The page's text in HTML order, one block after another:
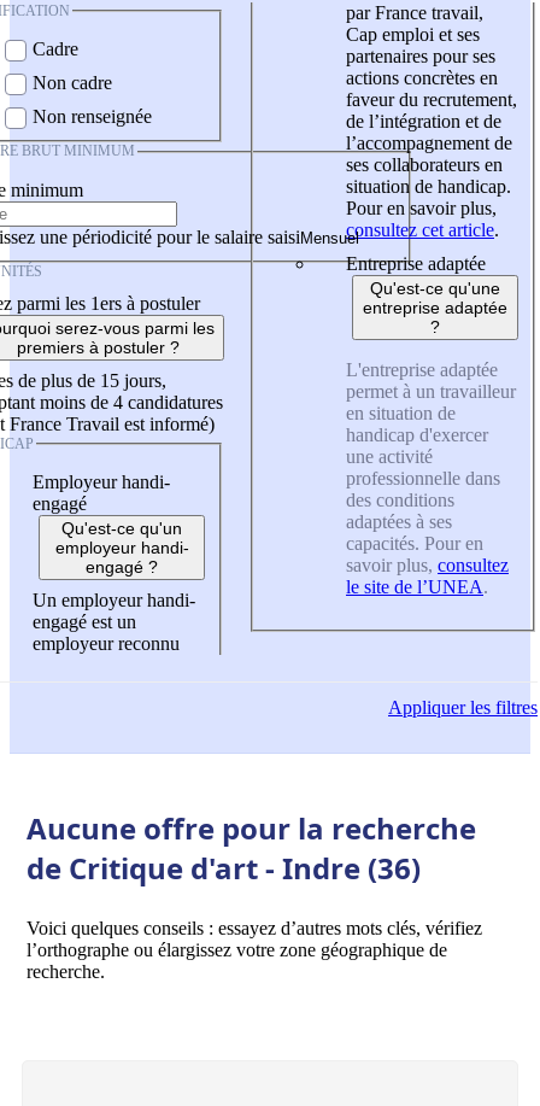
Cadre
Non cadre
Non renseignée
BRUT MINIMUM
minimum
une périodicité pour le salaire saisi
parmi les 1ers à postuler
serez-vous parmi les
premiers à postuler ?
de plus de 15 jours,
moins de 4 candidatures
France Travail est informé)
Employeur handi-
engagé
Qu'est-ce qu'un
employeur handi-
engagé ?
Un employeur handi-
engagé est un
employeur reconnu
par France travail,
Cap emploi et ses
partenaires pour ses
actions concrètes en
faveur du recrutement,
de l’intégration et de
l’accompagnement de
ses collaborateurs en
situation de handicap.
Pour en savoir plus,
consultez cet article.
Entreprise adaptée
Qu'est-ce qu'une
entreprise adaptée
?
L'entreprise adaptée
permet à un travailleur
en situation de
handicap d'exercer
une activité
professionnelle dans
des conditions
adaptées à ses
capacités. Pour en
savoir plus, consultez
le site de l’UNEA.
Appliquerles filtres
Aucune offre pour la recherche
de Critique d'art - Indre (36)
Voici quelques conseils : essayez d’autres mots clés, vérifiez
l’orthographe ou élargissez votre zone géographique de
recherche.